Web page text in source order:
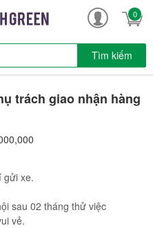
0
Tìm kiếm
trách giao nhận hàng
gửi xe.
sau 02 tháng thử việc
vẻ.